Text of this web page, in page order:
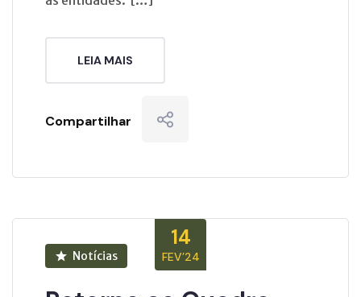
LEIA MAIS
Compartilhar
14
FEV’24
Notícias